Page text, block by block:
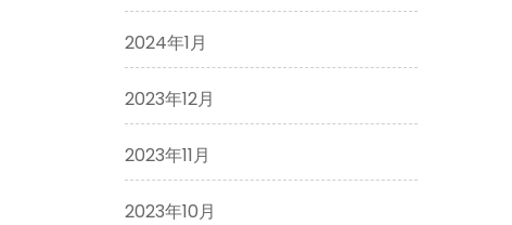
2024年1月
2023年12月
2023年11月
2023年10月